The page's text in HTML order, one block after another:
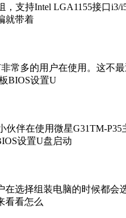
，支持Intel LGA1155接口
就带着
常多的用户在使用。这不
BIOS设置U
伙伴在使用微星G31TM-
设置U盘启动
选择组装电脑的时候都
看看怎么